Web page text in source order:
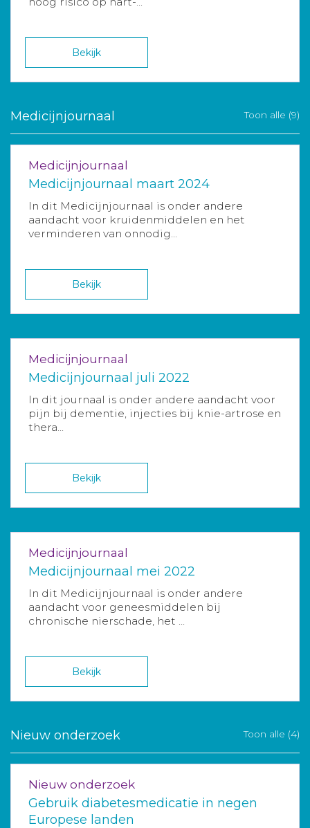
Bekijk
Medicijnjournaal Toon alle (9)
Medicijnjournaal
Medicijnjournaal maart 2024
In dit Medicijnjournaal is onder andere
aandacht voor kruidenmiddelen en het
verminderen van onnodig...
Bekijk
Medicijnjournaal
Medicijnjournaal juli 2022
In dit journaal is onder andere aandacht voor
pijn bij dementie, injecties bij knie-artrose en
thera...
Bekijk
Medicijnjournaal
Medicijnjournaal mei 2022
In dit Medicijnjournaal is onder andere
aandacht voor geneesmiddelen bij
chronische nierschade, het ...
Bekijk
Nieuw onderzoek Toon alle (4)
Nieuw onderzoek
Gebruik diabetesmedicatie in negen
Europese landen